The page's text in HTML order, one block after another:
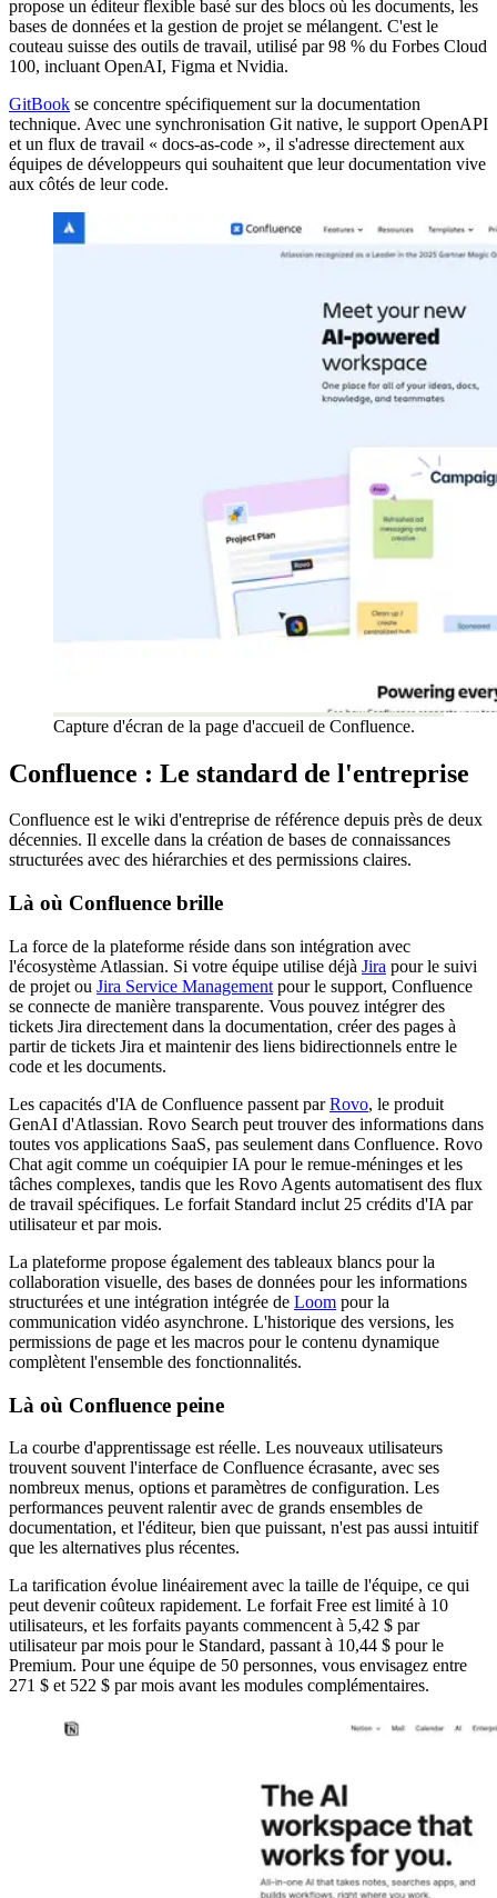
propose un éditeur flexible basé sur des blocs où les documents, les
bases de données et la gestion de projet se mélangent. C'est le
couteau suisse des outils de travail, utilisé par 98 % du Forbes Cloud
100, incluant OpenAI, Figma et Nvidia.
GitBook se concentre spécifiquement sur la documentation
technique. Avec une synchronisation Git native, le support OpenAPI
et un flux de travail « docs-as-code », il s'adresse directement aux
équipes de développeurs qui souhaitent que leur documentation vive
aux côtés de leur code.
Capture d'écran de la page d'accueil de Confluence.
Confluence : Le standard de l'entreprise
Confluence est le wiki d'entreprise de référence depuis près de deux
décennies. Il excelle dans la création de bases de connaissances
structurées avec des hiérarchies et des permissions claires.
Là où Confluence brille
La force de la plateforme réside dans son intégration avec
l'écosystème Atlassian. Si votre équipe utilise déjà Jira pour le suivi
de projet ou Jira Service Management pour le support, Confluence
se connecte de manière transparente. Vous pouvez intégrer des
tickets Jira directement dans la documentation, créer des pages à
partir de tickets Jira et maintenir des liens bidirectionnels entre le
code et les documents.
Les capacités d'IA de Confluence passent parRovo, le produit
GenAI d'Atlassian. Rovo Search peut trouver des informations dans
toutes vos applications SaaS, pas seulement dans Confluence. Rovo
Chat agit comme un coéquipier IA pour le remue-méninges et les
tâches complexes, tandis que les Rovo Agents automatisent des flux
de travail spécifiques. Le forfait Standard inclut 25 crédits d'IA par
utilisateur et par mois.
La plateforme propose également des tableaux blancs pour la
collaboration visuelle, des bases de données pour les informations
structurées et une intégration intégrée de Loom pour la
communication vidéo asynchrone. L'historique des versions, les
permissions de page et les macros pour le contenu dynamique
complètent l'ensemble des fonctionnalités.
Là où Confluence peine
La courbe d'apprentissage est réelle. Les nouveaux utilisateurs
trouvent souvent l'interface de Confluence écrasante, avec ses
nombreux menus, options et paramètres de configuration. Les
performances peuvent ralentir avec de grands ensembles de
documentation, et l'éditeur, bien que puissant, n'est pas aussi intuitif
que les alternatives plus récentes.
La tarification évolue linéairement avec la taille de l'équipe, ce qui
peut devenir coûteux rapidement. Le forfait Free est limité à 10
utilisateurs, et les forfaits payants commencent à 5,42 $ par
utilisateur par mois pour le Standard, passant à 10,44 $ pour le
Premium. Pour une équipe de 50 personnes, vous envisagez entre
271 $ et 522 $ par mois avant les modules complémentaires.